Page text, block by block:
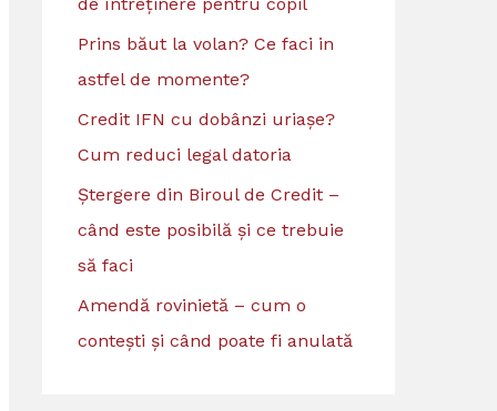
Prins băut la volan? Ce faci in
astfel de momente?
Credit IFN cu dobânzi uriașe?
Cum reduci legal datoria
Ștergere din Biroul de Credit –
când este posibilă și ce trebuie
să faci
Amendă rovinietă – cum o
contești și când poate fi anulată